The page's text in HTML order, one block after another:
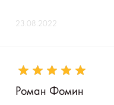
23.08.2022
Роман Фомин